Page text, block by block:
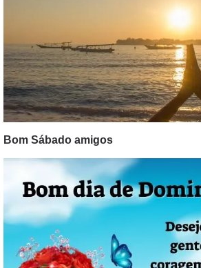
Bom Sábado amigos